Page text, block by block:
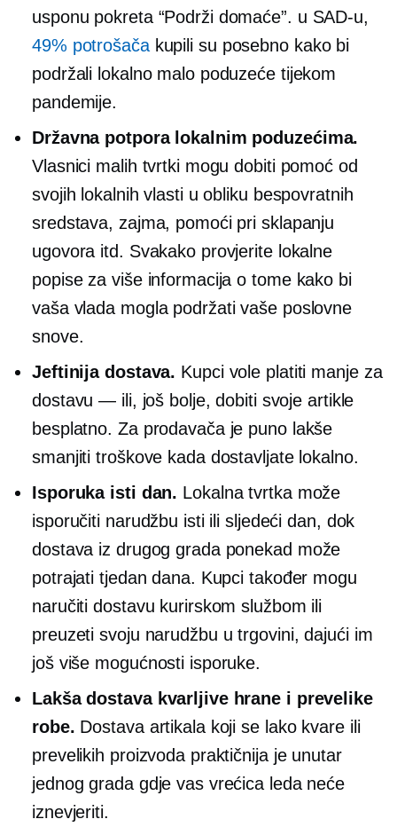
usponu pokreta “Podrži domaće”. u SAD-u,
49% potrošačakupili su posebno kako bi
podržali lokalno malo poduzeće tijekom
pandemije.
Državna potpora lokalnim poduzećima.
Vlasnici malih tvrtki mogu dobiti pomoć od
svojih lokalnih vlasti u obliku bespovratnih
sredstava, zajma, pomoći pri sklapanju
ugovora itd. Svakako provjerite lokalne
popise za više informacija o tome kako bi
vaša vlada mogla podržati vaše poslovne
snove.
Jeftinija dostava. Kupci vole platiti manje za
dostavu — ili, još bolje, dobiti svoje artikle
besplatno. Za prodavača je puno lakše
smanjiti troškove kada dostavljate lokalno.
Isporuka isti dan. Lokalna tvrtka može
isporučiti narudžbu isti ili sljedeći dan, dok
dostava iz drugog grada ponekad može
potrajati tjedan dana. Kupci također mogu
naručiti dostavu kurirskom službom ili
preuzeti svoju narudžbu u trgovini, dajući im
još više mogućnosti isporuke.
Lakša dostava kvarljive hrane i prevelike
robe. Dostava artikala koji se lako kvare ili
prevelikih proizvoda praktičnija je unutar
jednog grada gdje vas vrećica leda neće
iznevjeriti.